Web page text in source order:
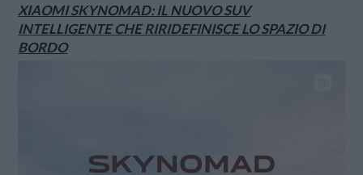
XIAOMI SKYNOMAD: IL NUOVO SUV
INTELLIGENTE CHE RIRIDEFINISCE LO SPAZIO DI
BORDO